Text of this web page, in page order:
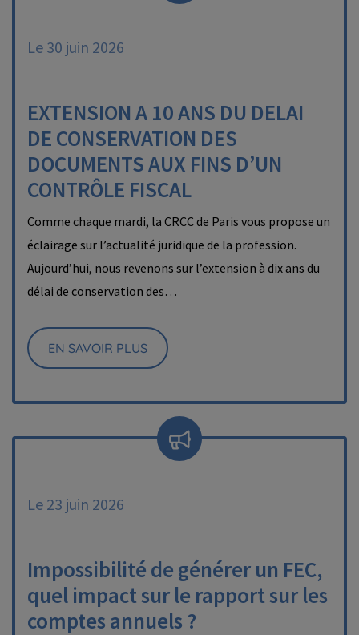
Le 30 juin 2026
EXTENSION A 10 ANS DU DELAI
DE CONSERVATION DES
DOCUMENTS AUX FINS D’UN
CONTRÔLE FISCAL
Comme chaque mardi, la CRCC de Paris vous propose un
éclairage sur l’actualité juridique de la profession.
Aujourd’hui, nous revenons sur l’extension à dix ans du
délai de conservation des…
EN SAVOIR PLUS
Le 23 juin 2026
Impossibilité de générer un FEC,
quel impact sur le rapport sur les
comptes annuels ?